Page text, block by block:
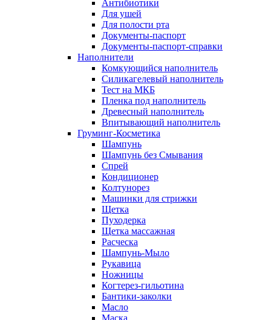
Антибиотики
Для ушей
Для полости рта
Документы-паспорт
Документы-паспорт-справки
Наполнители
Комкующийся наполнитель
Силикагелевый наполнитель
Тест на МКБ
Пленка под наполнитель
Древесный наполнитель
Впитывающий наполнитель
Груминг-Косметика
Шампунь
Шампунь без Смывания
Спрей
Кондиционер
Колтунорез
Машинки для стрижки
Щетка
Пуходерка
Щетка массажная
Расческа
Шампунь-Мыло
Рукавица
Ножницы
Когтерез-гильотина
Бантики-заколки
Масло
Маска